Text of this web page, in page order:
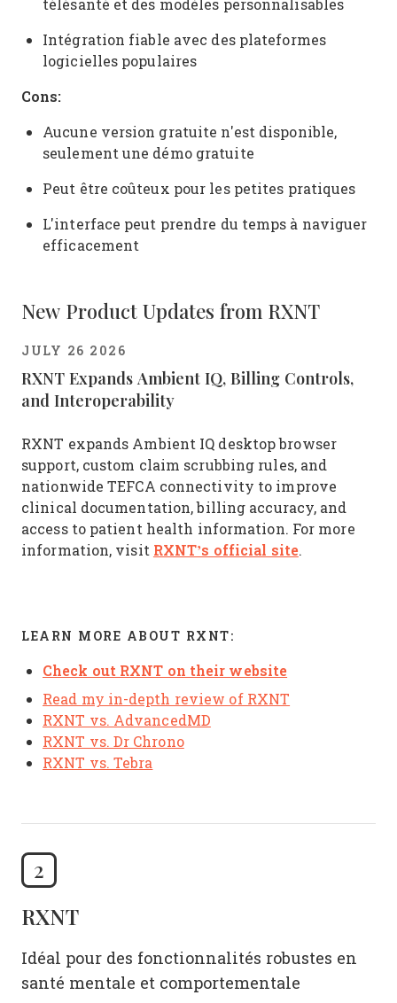
télésanté et des modèles personnalisables
Intégration fiable avec des plateformes
logicielles populaires
Cons:
Aucune version gratuite n'est disponible,
seulement une démo gratuite
Peut être coûteux pour les petites pratiques
L'interface peut prendre du temps à naviguer
efficacement
New Product Updates from RXNT
JULY 26 2026
RXNT Expands Ambient IQ, Billing Controls,
and Interoperability
RXNT expands Ambient IQ desktop browser
support, custom claim scrubbing rules, and
nationwide TEFCA connectivity to improve
clinical documentation, billing accuracy, and
access to patient health information. For more
information, visit RXNT’s official site.
LEARN MORE ABOUT RXNT:
Check out RXNT on their website
Read my in-depth review of RXNT
RXNT vs. AdvancedMD
RXNT vs. Dr Chrono
RXNT vs. Tebra
2
RXNT
Idéal pour des fonctionnalités robustes en
santé mentale et comportementale